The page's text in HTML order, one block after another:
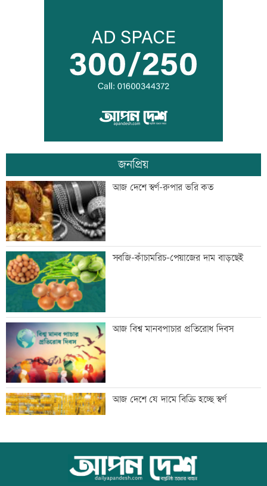
জিয়াউর রহমান দেশে প্রথম সবুজ বিপ্লবের
ডাক দিয়েছিলেন: পরিবেশমন্ত্রী
প্রথম শ্রেণিতে ভর্তি লটারিতে
মেঘনার ভাঙনরোধে জিও ব্যাগ প্রকল্পে
অনিয়ম, এলাকাবাসীর মানববন্ধন
বাংলাদেশি পাঁচ হাজার কৃষি শ্রমিক নেবে
ওমান
স্বর্ণ খাতকে আনুষ্ঠানিক কাঠামোয় আনছে
সরকার, মতামত চাইল মন্ত্রণালয়
গবেষণা-দক্ষতা উন্নয়নে বাংলাদেশ-অস্ট্রেলিয়ার
নতুন উদ্যোগ
বিমানবন্দরে বাড়ছে নিরাপত্তা, বসছে অ্যান্টি-
ড্রোন সিস্টেম
জনপ্রিয়
আজ দেশে স্বর্ণ-রুপার ভরি কত
সবজি-কাঁচামরিচ-পেয়াজের দাম বাড়ছেই
আজ বিশ্ব মানবপাচার প্রতিরোধ দিবস
আজ দেশে যে দামে বিক্রি হচ্ছে স্বর্ণ
আজ বিশ্ব বন্ধু দিবস